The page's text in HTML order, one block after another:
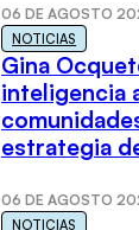
06 DE AGOSTO
NOTICIAS
Gina
inteligencia
estrategia
06 DE AGOSTO
NOTICIAS